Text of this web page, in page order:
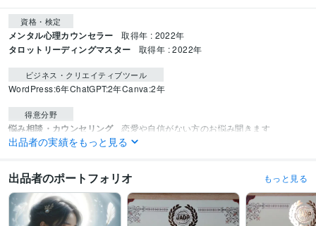
資格・検定
メンタル心理カウンセラー 取得年 : 2022年
タロットリーディングマスター 取得年 : 2022年
ビジネス・クリエイティブツール
WordPress:6年ChatGPT:2年Canva:2年
得意分野
悩み相談・カウンセリング 恋愛や自信がない方のお悩み聞きます
恋愛 結婚 姑 別居 アトピー
出品者の実績をもっと見る
出品者のポートフォリオ もっと見る